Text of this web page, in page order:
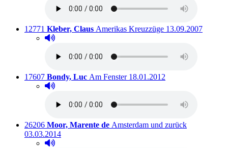
Titelnummer:
12771 von
Kleber, Claus: Amerikas Kreuzzüge Ausleihbar seit
13.09.2007
Hörprobe abspielen
Hörprobe von Amerikas Kreuzzüge
Titelnummer:
17607 von
Bondy, Luc: Am Fenster Ausleihbar seit dem
18.01.2012
Hörprobe abspielen
Hörprobe von Am Fenster
Titelnummer:
26206 von
Moor, Marente de: Amsterdam und zurückAusleihbar
03.03.2014
Hörprobe abspielen
Hörprobe von Amsterdam und zurück